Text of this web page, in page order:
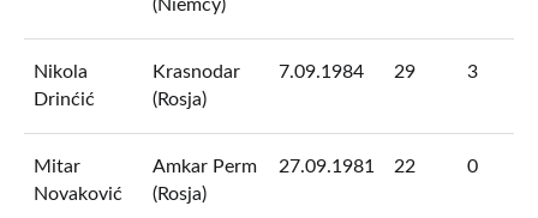
(Niemcy)
Nikola
Drinćić
Krasnodar
(Rosja)
7.09.1984 29 3
Mitar
Novaković
Amkar Perm
(Rosja)
27.09.1981 22 0